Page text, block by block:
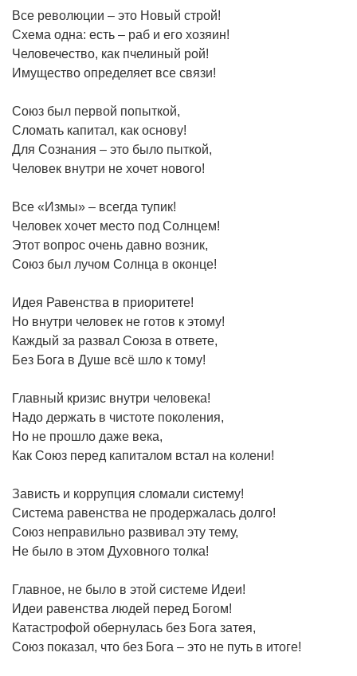
Все революции – это Новый строй!
Схема одна: есть – раб и его хозяин!
Человечество, как пчелиный рой!
Имущество определяет все связи!
Союз был первой попыткой,
Сломать капитал, как основу!
Для Сознания – это было пыткой,
Человек внутри не хочет нового!
Все «Измы» – всегда тупик!
Человек хочет место под Солнцем!
Этот вопрос очень давно возник,
Союз был лучом Солнца в оконце!
Идея Равенства в приоритете!
Но внутри человек не готов к этому!
Каждый за развал Союза в ответе,
Без Бога в Душе всё шло к тому!
Главный кризис внутри человека!
Надо держать в чистоте поколения,
Но не прошло даже века,
Как Союз перед капиталом встал на колени!
Зависть и коррупция сломали систему!
Система равенства не продержалась долго!
Союз неправильно развивал эту тему,
Не было в этом Духовного толка!
Главное, не было в этой системе Идеи!
Идеи равенства людей перед Богом!
Катастрофой обернулась без Бога затея,
Союз показал, что без Бога – это не путь в итоге!